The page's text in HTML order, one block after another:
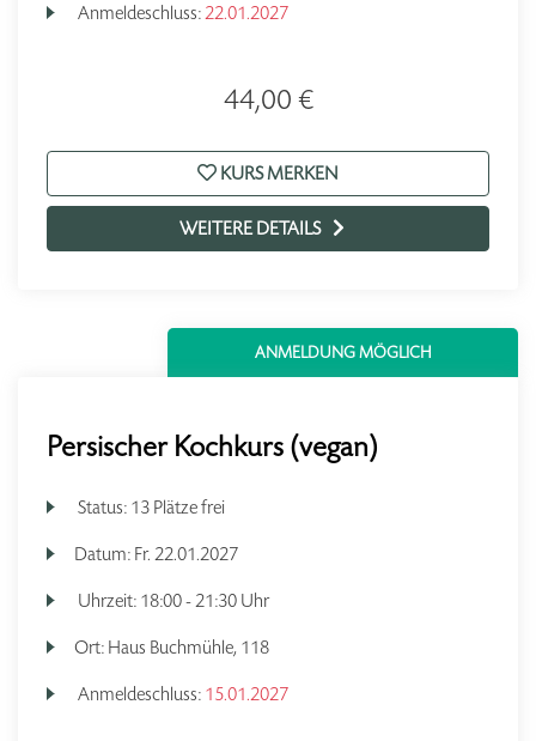
Anmeldeschluss:22.01.2027
44,00 €
KURS MERKEN
WEITERE DETAILS
ANMELDUNG MÖGLICH
Persischer Kochkurs (vegan)
Status: 13 Plätze frei
Datum: Fr. 22.01.2027
Uhrzeit: 18:00 - 21:30 Uhr
Ort: Haus Buchmühle, 118
Anmeldeschluss: 15.01.2027